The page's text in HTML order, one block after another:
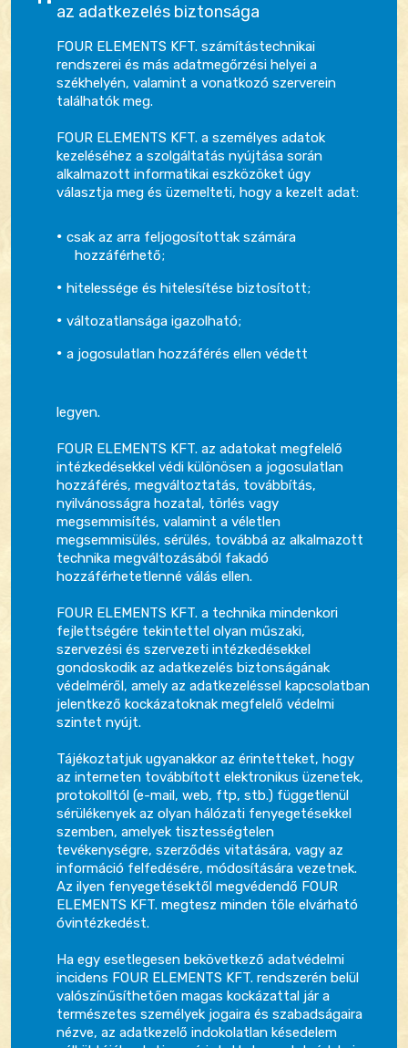
az adatkezelés biztonsága
FOUR ELEMENTS KFT. számítástechnikai
rendszerei és más adatmegőrzési helyei a
székhelyén, valamint a vonatkozó szerverein
találhatók meg.
FOUR ELEMENTS KFT. a személyes adatok
kezeléséhez a szolgáltatás nyújtása során
alkalmazott informatikai eszközöket úgy
választja meg és üzemelteti, hogy a kezelt adat:
csak az arra feljogosítottak számára
hozzáférhető;
hitelessége és hitelesítése biztosított;
változatlansága igazolható;
a jogosulatlan hozzáférés ellen védett
legyen.
FOUR ELEMENTS KFT. az adatokat megfelelő
intézkedésekkel védi különösen a jogosulatlan
hozzáférés, megváltoztatás, továbbítás,
nyilvánosságra hozatal, törlés vagy
megsemmisítés, valamint a véletlen
megsemmisülés, sérülés, továbbá az alkalmazott
technika megváltozásából fakadó
hozzáférhetetlenné válás ellen.
FOUR ELEMENTS KFT. a technika mindenkori
fejlettségére tekintettel olyan műszaki,
szervezési és szervezeti intézkedésekkel
gondoskodik az adatkezelés biztonságának
védelméről, amely az adatkezeléssel kapcsolatban
jelentkező kockázatoknak megfelelő védelmi
szintet nyújt.
Tájékoztatjuk ugyanakkor az érintetteket, hogy
az interneten továbbított elektronikus üzenetek,
protokolltól (e-mail, web, ftp, stb.) függetlenül
sérülékenyek az olyan hálózati fenyegetésekkel
szemben, amelyek tisztességtelen
tevékenységre, szerződés vitatására, vagy az
információ felfedésére, módosítására vezetnek.
Az ilyen fenyegetésektől megvédendő FOUR
ELEMENTS KFT. megtesz minden tőle elvárható
óvintézkedést.
Ha egy esetlegesen bekövetkező adatvédelmi
incidens FOUR ELEMENTS KFT. rendszerén belül
valószínűsíthetően magas kockázattal jár a
természetes személyek jogaira és szabadságaira
nézve, az adatkezelő indokolatlan késedelem